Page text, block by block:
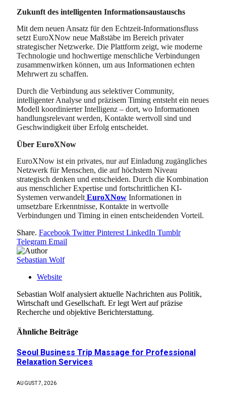
Zukunft des intelligenten Informationsaustauschs
Mit dem neuen Ansatz für den Echtzeit-Informationsfluss
setzt EuroXNow neue Maßstäbe im Bereich privater
strategischer Netzwerke. Die Plattform zeigt, wie moderne
Technologie und hochwertige menschliche Verbindungen
zusammenwirken können, um aus Informationen echten
Mehrwert zu schaffen.
Durch die Verbindung aus selektiver Community,
intelligenter Analyse und präzisem Timing entsteht ein neues
Modell koordinierter Intelligenz – dort, wo Informationen
handlungsrelevant werden, Kontakte wertvoll sind und
Geschwindigkeit über Erfolg entscheidet.
Über EuroXNow
EuroXNow ist ein privates, nur auf Einladung zugängliches
Netzwerk für Menschen, die auf höchstem Niveau
strategisch denken und entscheiden. Durch die Kombination
aus menschlicher Expertise und fortschrittlichen KI-
Systemen verwandelt EuroXNow Informationen in
umsetzbare Erkenntnisse, Kontakte in wertvolle
Verbindungen und Timing in einen entscheidenden Vorteil.
Share. Facebook Twitter Pinterest LinkedIn Tumblr
Telegram Email
Sebastian Wolf
Website
Sebastian Wolf analysiert aktuelle Nachrichten aus Politik,
Wirtschaft und Gesellschaft. Er legt Wert auf präzise
Recherche und objektive Berichterstattung.
Ähnliche Beiträge
Seoul Business Trip Massage for Professional
Relaxation Services
AUGUST 7, 2026